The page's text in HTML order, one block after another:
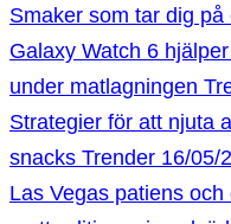
Smaker som tar dig på
Galaxy Watch 6
under matlagningen
Strategier för att njuta
snacks Trender 16/05/
Las Vegas patiens och